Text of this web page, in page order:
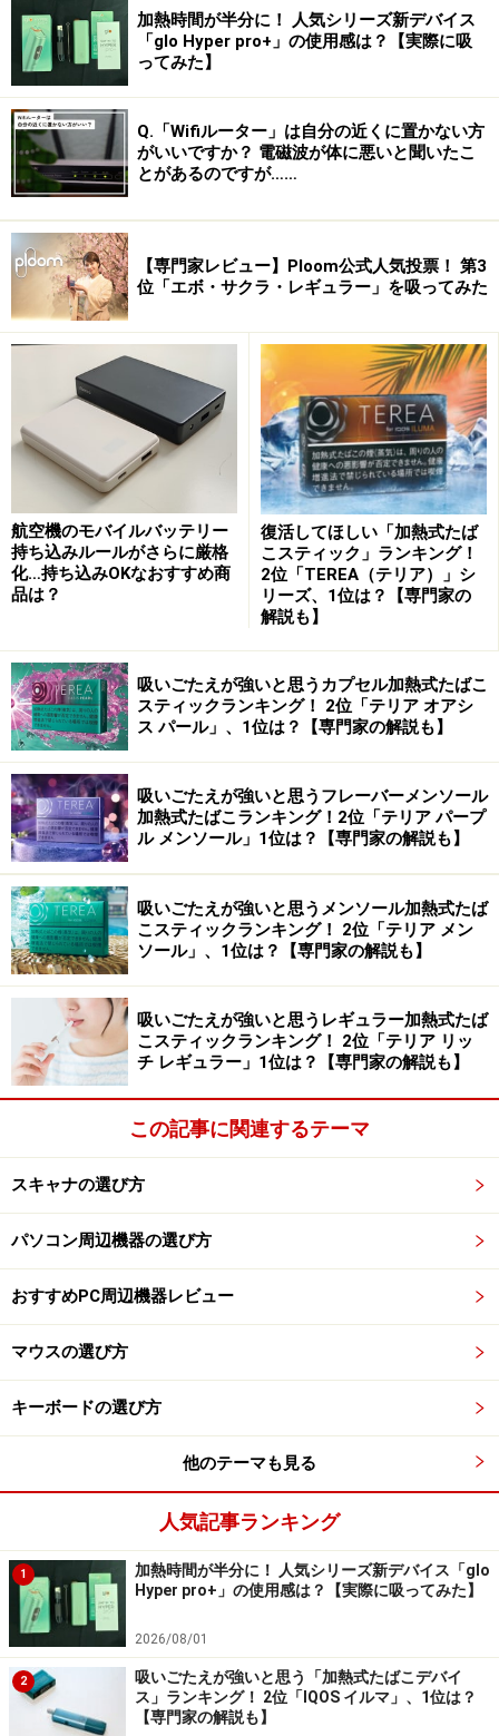
公式サイト： http://www.logicool.co.jp/ja-
jp/product/performance-mouse-m950
LOGICOOL ワイヤレス レーザー式 10ボタン M950
Amazonで見る
※データは記事公開時点のものです。
※記事内容は執筆時点のものです。最新の内容をご確認くださ
い。
【編集部おすすめの購入サイト】
Amazonで人気の PC 周辺機器をチェック！
楽天市場で人気の PC 周辺機器をチェック！
加熱時間が半分に！ 人気シリーズ新デバイス
「glo Hyper pro+」の使用感は？【実際に吸
ってみた】
Q.「Wifiルーター」は自分の近くに置かない方
がいいですか？ 電磁波が体に悪いと聞いたこ
とがあるのですが……
【専門家レビュー】Ploom公式人気投票！ 第3
位「エボ・サクラ・レギュラー」を吸ってみた
航空機のモバイルバッテリー
持ち込みルールがさらに厳格
化…持ち込みOKなおすすめ商
品は？
復活してほしい「加熱式たば
こスティック」ランキング！
2位「TEREA（テリア）」シ
リーズ、1位は？【専門家の
解説も】
吸いごたえが強いと思うカプセル加熱式たばこ
スティックランキング！ 2位「テリア オアシ
ス パール」、1位は？【専門家の解説も】
吸いごたえが強いと思うフレーバーメンソール
加熱式たばこランキング！2位「テリア パープ
ル メンソール」1位は？【専門家の解説も】
吸いごたえが強いと思うメンソール加熱式たば
こスティックランキング！ 2位「テリア メン
ソール」、1位は？【専門家の解説も】
吸いごたえが強いと思うレギュラー加熱式たば
こスティックランキング！ 2位「テリア リッ
チ レギュラー」1位は？【専門家の解説も】
この記事に関連するテーマ
スキャナの選び方
パソコン周辺機器の選び方
おすすめPC周辺機器レビュー
マウスの選び方
キーボードの選び方
他のテーマも見る
人気記事ランキング
1
加熱時間が半分に！ 人気シリーズ新デバイス「glo
Hyper pro+」の使用感は？【実際に吸ってみた】
2026/08/01
2
吸いごたえが強いと思う「加熱式たばこデバイ
ス」ランキング！ 2位「IQOS イルマ」、1位は？
【専門家の解説も】